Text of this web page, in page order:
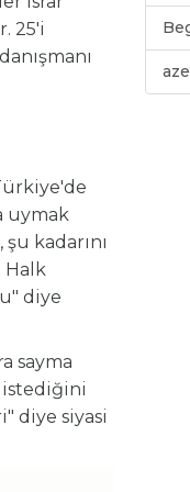
25'i
uymak
kadarını
Halk
diye
sayma
istediğini
diye siyasi